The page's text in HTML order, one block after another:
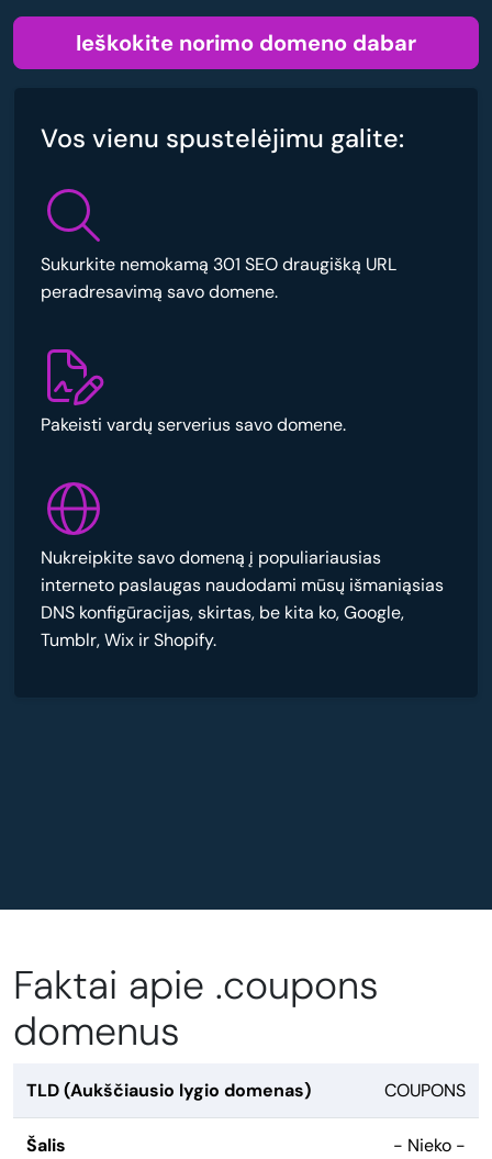
Ieškokite norimo domeno dabar
Vos vienu spustelėjimu galite:
Sukurkite nemokamą 301 SEO draugišką URL
peradresavimą savo domene.
Pakeisti vardų serverius savo domene.
Nukreipkite savo domeną į populiariausias
interneto paslaugas naudodami mūsų išmaniąsias
DNS konfigūracijas, skirtas, be kita ko, Google,
Tumblr, Wix ir Shopify.
Faktai apie .coupons
domenus
TLD (Aukščiausio lygio domenas) COUPONS
Šalis - Nieko -